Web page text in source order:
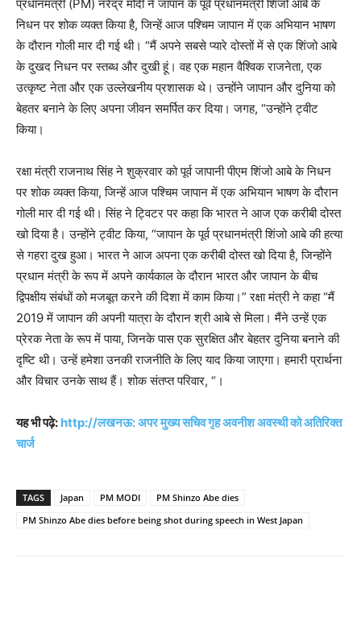
प्रधानमंत्री (PM) नरेंद्र मोदी ने जापान के पूर्व प्रधानमंत्री शिंजो आबे के
निधन पर शोक व्यक्त किया है, जिन्हें आज पश्चिम जापान में एक अभियान भाषण
के दौरान गोली मार दी गई थी। “मैं अपने सबसे प्यारे दोस्तों में से एक शिंजो आबे
के दुखद निधन पर स्तब्ध और दुखी हूं। वह एक महान वैश्विक राजनेता, एक
उत्कृष्ट नेता और एक उल्लेखनीय प्रशासक थे। उन्होंने जापान और दुनिया को
बेहतर बनाने के लिए अपना जीवन समर्पित कर दिया। जगह, “उन्होंने ट्वीट
किया।
रक्षा मंत्री राजनाथ सिंह ने शुक्रवार को पूर्व जापानी पीएम शिंजो आबे के निधन
पर शोक व्यक्त किया, जिन्हें आज पश्चिम जापान में एक अभियान भाषण के दौरान
गोली मार दी गई थी। सिंह ने ट्विटर पर कहा कि भारत ने आज एक करीबी दोस्त
खो दिया है। उन्होंने ट्वीट किया, “जापान के पूर्व प्रधानमंत्री शिंजो आबे की हत्या
से गहरा दुख हुआ। भारत ने आज अपना एक करीबी दोस्त खो दिया है, जिन्होंने
प्रधान मंत्री के रूप में अपने कार्यकाल के दौरान भारत और जापान के बीच
द्विपक्षीय संबंधों को मजबूत करने की दिशा में काम किया।” रक्षा मंत्री ने कहा “मैं
2019 में जापान की अपनी यात्रा के दौरान श्री आबे से मिला। मैंने उन्हें एक
प्रेरक नेता के रूप में पाया, जिनके पास एक सुरक्षित और बेहतर दुनिया बनाने की
दृष्टि थी। उन्हें हमेशा उनकी राजनीति के लिए याद किया जाएगा। हमारी प्रार्थना
और विचार उनके साथ हैं। शोक संतप्त परिवार, “।
यह भी पढ़े: http://लखनऊ: अपर मुख्य सचिव गृह अवनीश अवस्थी को अतिरिक्त
चार्ज
TAGS Japan PM MODI
PM Shinzo Abe dies
PM Shinzo Abe dies before being shot during speech in West Japan